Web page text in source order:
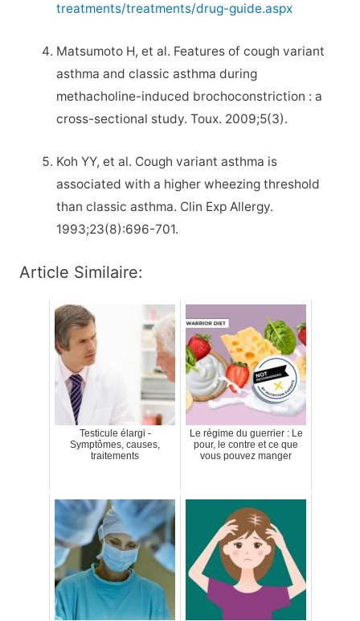
treatments/treatments/drug-guide.aspx
Matsumoto H, et al. Features of cough variant
asthma and classic asthma during
methacholine-induced brochoconstriction : a
cross-sectional study. Toux. 2009;5(3).
Koh YY, et al. Cough variant asthma is
associated with a higher wheezing threshold
than classic asthma. Clin Exp Allergy.
1993;23(8):696-701.
Article Similaire:
Testicule élargi -
Symptômes, causes,
traitements
Le régime du guerrier : Le
pour, le contre et ce que
vous pouvez manger